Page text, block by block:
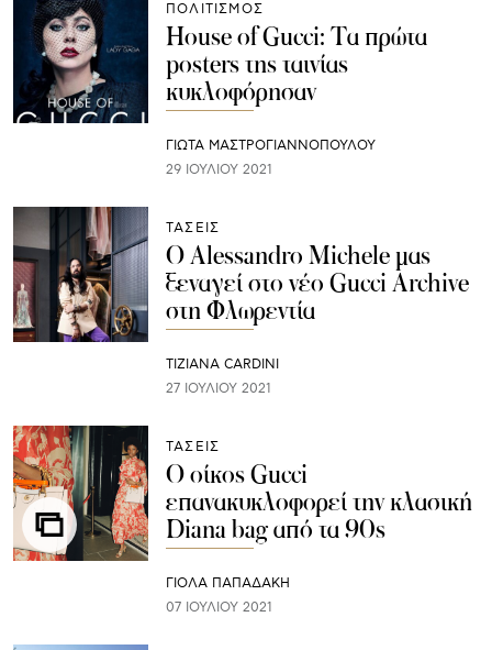
ΠΟΛΙΤΙΣΜΟΣ
House of Gucci: Τα πρώτα
posters της ταινίας
κυκλοφόρησαν
ΓΙΩΤΑ ΜΑΣΤΡΟΓΙΑΝΝΟΠΟΥΛΟΥ
29 ΙΟΥΛΊΟΥ 2021
ΤΑΣΕΙΣ
O Alessandro Michele μας
ξεναγεί στο νέο Gucci Archive
στη Φλωρεντία
TIZIANA CARDINI
27 ΙΟΥΛΊΟΥ 2021
ΤΑΣΕΙΣ
Ο οίκος Gucci
επανακυκλοφορεί την κλασική
Diana bag από τα 90s
ΓΙΌΛΑ ΠΑΠΑΔΆΚΗ
07 ΙΟΥΛΊΟΥ 2021